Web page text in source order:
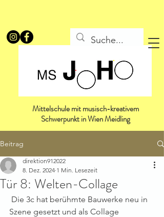
Mittelschule mit musisch-kreativem
Schwerpunkt in Wien Meidling
Beitrag
Tür 8: Welten-Collage
direktion912022
8. Dez. 2024 1 Min. Lesezeit
Szene gesetzt und als Collage